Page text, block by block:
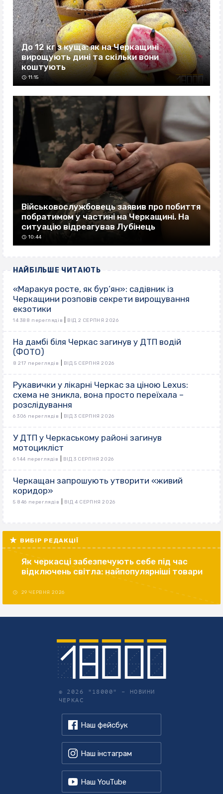
До 12 кг з куща: як на Черкащині
вирощують дині та скільки вони
коштують
11:15
Військовослужбовець заявив про побиття
побратимом у частині на Черкащині. На
ситуацію відреагував Лубінець
10:44
НАЙБІЛЬШЕ ЧИТАЮТЬ
«Маракуя росте, як бур’ян»: садівник із
Черкащини розповів секрети вирощування
екзотики
14 388 переглядів ВІД 2 СЕРПНЯ 2026
На дамбі біля Черкас загинув у ДТП водій
(ФОТО)
8 217 переглядів ВІД 5 СЕРПНЯ 2026
Рукавички у лікарні Черкас за ціною Lexus:
схема не зникла, вона просто переїхала –
розслідування
6 306 переглядів ВІД 3 СЕРПНЯ 2026
У ДТП у Черкаському районі загинув
мотоцикліст
6 144 переглядів ВІД 3 СЕРПНЯ 2026
Черкащан запрошують утворити «живий
коридор»
5 846 переглядів ВІД 4 СЕРПНЯ 2026
ВИБІР РЕДАКЦІЇ
Як черкасці забезпечують себе під час
відключень світла: найпопулярніші товари
29 ЧЕРВНЯ 2026
© 2026 "18000" – НОВИНИ
ЧЕРКАС
Наш фейсбук
Наш інстаграм
Наш YouTube